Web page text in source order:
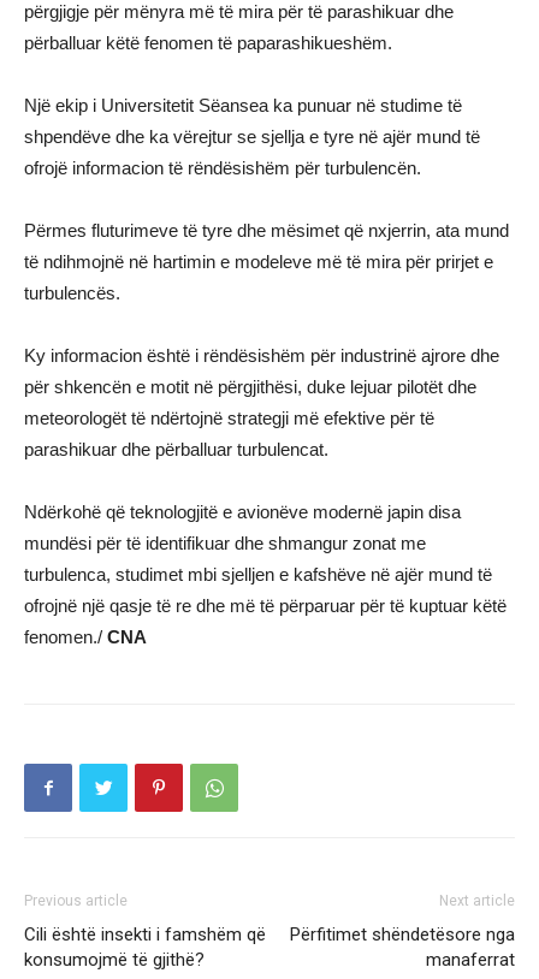
përgjigje për mënyra më të mira për të parashikuar dhe
përballuar këtë fenomen të paparashikueshëm.
Një ekip i Universitetit Sëansea ka punuar në studime të
shpendëve dhe ka vërejtur se sjellja e tyre në ajër mund të
ofrojë informacion të rëndësishëm për turbulencën.
Përmes fluturimeve të tyre dhe mësimet që nxjerrin, ata mund
të ndihmojnë në hartimin e modeleve më të mira për prirjet e
turbulencës.
Ky informacion është i rëndësishëm për industrinë ajrore dhe
për shkencën e motit në përgjithësi, duke lejuar pilotët dhe
meteorologët të ndërtojnë strategji më efektive për të
parashikuar dhe përballuar turbulencat.
Ndërkohë që teknologjitë e avionëve modernë japin disa
mundësi për të identifikuar dhe shmangur zonat me
turbulenca, studimet mbi sjelljen e kafshëve në ajër mund të
ofrojnë një qasje të re dhe më të përparuar për të kuptuar këtë
fenomen./ CNA
Previous article
Cili është insekti i famshëm që
konsumojmë të gjithë?
Next article
Përfitimet shëndetësore nga
manaferrat